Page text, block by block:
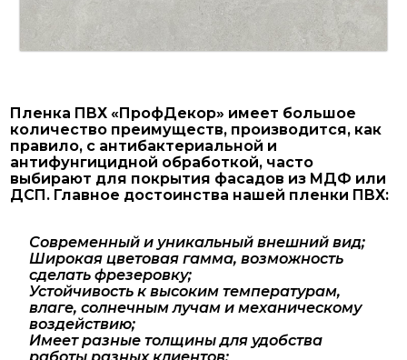
Пленка ПВХ «ПрофДекор» имеет большое
количество преимуществ, производится, как
правило, с антибактериальной и
антифунгицидной обработкой, часто
выбирают для покрытия фасадов из МДФ или
ДСП. Главное достоинства нашей пленки ПВХ:
Современный и уникальный внешний вид;
Широкая цветовая гамма, возможность
сделать фрезеровку;
Устойчивость к высоким температурам,
влаге, солнечным лучам и механическому
воздействию;
Имеет разные толщины для удобства